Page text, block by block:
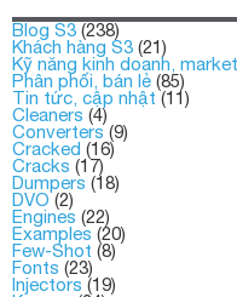
Blog S3 (238)
Khách hàng S3 (21)
Kỹ năng kinh doanh,
Phân phối, bán lẻ (85)
Tin tức, cập nhật(11)
Cleaners (4)
Converters (9)
Cracked (16)
Cracks (17)
Dumpers (18)
DVO(2)
Engines (22)
Examples (20)
Few-Shot (8)
Fonts (23)
Injectors (19)